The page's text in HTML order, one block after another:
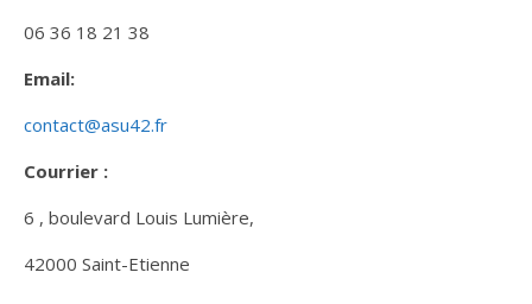
06 36 18 21 38
Email:
contact@asu42.fr
Courrier :
6 , boulevard Louis Lumière,
42000 Saint-Etienne